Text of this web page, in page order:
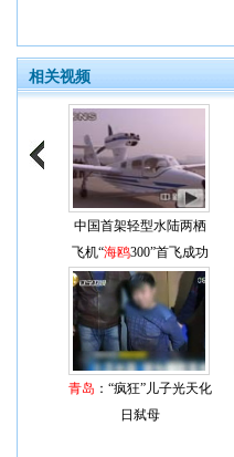
相关视频
中国首架轻型水陆两栖
飞机“海鸥300”首飞成功
青岛 ：“疯狂”儿子光天化
日弑母